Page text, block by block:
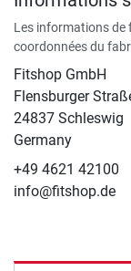
Les informations de
coordonnées du
Fitshop GmbH
Flensburger
24837 Schleswig
Germany
+49 4621 42100
info@fitshop.de